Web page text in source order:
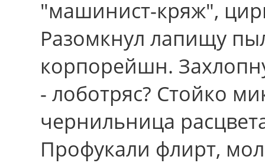
"машинист-кряж",
Разомкнул лапищу
корпорейшн.
- лоботряс? Стойко
чернильница
Профукали флирт,